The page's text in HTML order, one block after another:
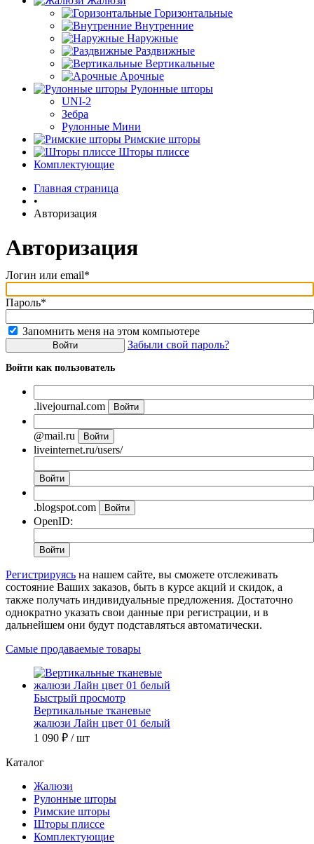
Горизонтальные
Внутренние
Наружные
Раздвижные
Вертикальные
Арочные
Рулонные шторы
UNI-2
Зебра
Рулонные Мини
Римские шторы
Шторы плиссе
Комплектующие
Главная страница
•
Авторизация
Авторизация
Логин или email*
Пароль*
Запомнить меня на этом компьютере
Забыли свой пароль?
Войти как пользователь
.livejournal.com
@mail.ru
liveinternet.ru/users/
.blogspot.com
OpenID:
Регистрируясь на нашем сайте, вы сможете отслеживать
состояние Ваших заказов, быть в курсе акций и скидок, а
также получать индивидуальные предложения. Достаточно
однократно указать свои данные при регистрации, и в
дальнейшем они будут подставляться автоматически.
Самые продаваемые товары
Быстрый просмотр
Вертикальные тканевые
жалюзи Лайн цвет 01 белый
1 090 ₽ / шт
Каталог
Жалюзи
Рулонные шторы
Римские шторы
Шторы плиссе
Комплектующие